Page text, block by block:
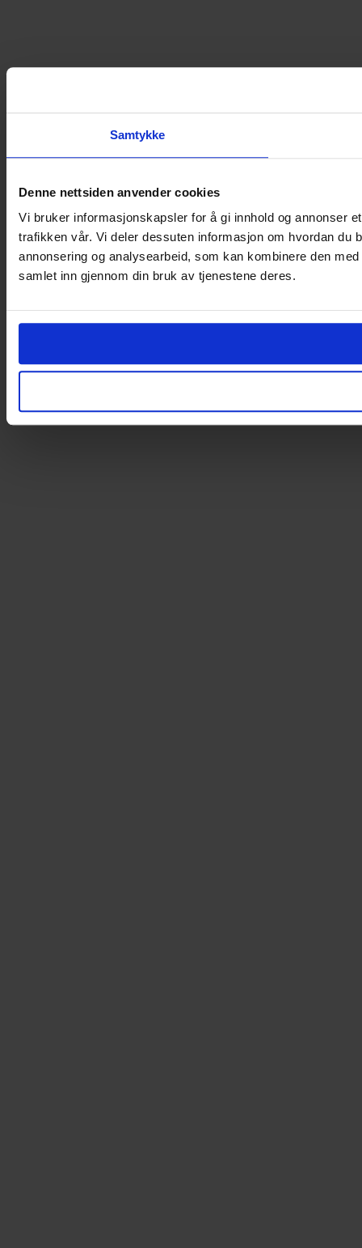
Samtykke
Denne nettsiden anvender cookies
Vi bruker informasjonskapsler for å gi innhold og annonser
trafikken vår. Vi deler dessuten informasjon om hvordan du
annonsering og analysearbeid, som kan kombinere den
samlet inn gjennom din bruk av tjenestene deres.